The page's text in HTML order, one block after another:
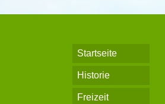
Startseite
Historie
Freizeit